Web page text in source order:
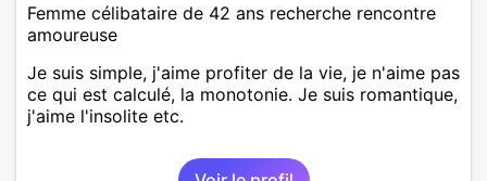
Femme célibataire de 42 ans recherche rencontre
amoureuse
Je suis simple, j'aime profiter de la vie, je n'aime pas
ce qui est calculé, la monotonie. Je suis romantique,
j'aime l'insolite etc.